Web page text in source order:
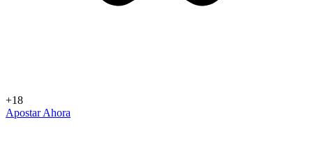
+18
Apostar Ahora